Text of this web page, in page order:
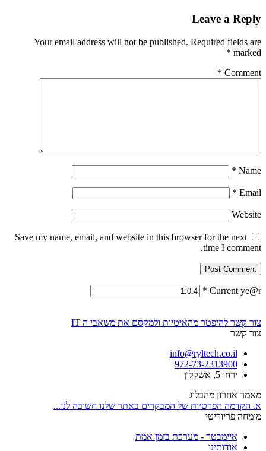
Leave a Reply
Your email address will not be published. Required fields are
marked
*
Comment
*
Name
*
Email
*
Website
Save my name, email, and website in this browser for the next
time I comment.
Current ye@r
*
צור קשר להיפטר מהאיטיות ולמקסם את משאבי ה IT
צור קשר
info@ryltech.co.il
972-73-2313900
ירחו 5, אשקלון
מאמר אחרון מהבלוג
א. הקדמה הפרטיות של המבקרים באתר שלנו חשובה לנו...
מומחה פריוריטי
איימבטר - מערכת בזמן אמת
אודותינו